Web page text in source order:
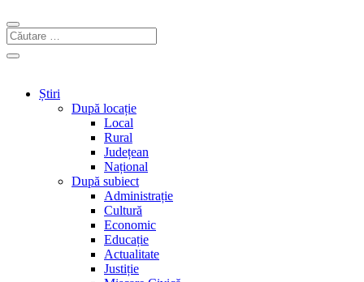
Știri
După locație
Local
Rural
Județean
Național
După subiect
Administrație
Cultură
Economic
Educație
Actualitate
Justiție